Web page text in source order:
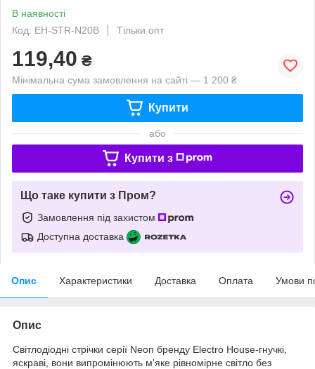
В наявності
Код: EH-STR-N20B
Тільки опт
119,40 ₴
Мінімальна сума замовлення на сайті — 1 200 ₴
Купити
або
Купити з
Що таке купити з Пром?
Замовлення під захистом
Доступна доставка
Опис Характеристики Доставка Оплата Умови
Опис
Світлодіодні стрічки серії Neon бренду Electro House-гнучкі,
яскраві, вони випромінюють м'яке рівномірне світло без